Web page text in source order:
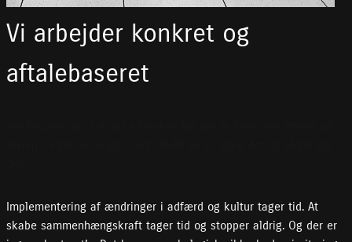
Vi arbejder konkret og
aftalebaseret
Implementering af ændringer i adfærd og kultur tager tid. At
skabe sammenhængskraft tager tid og stopper aldrig. Og der er